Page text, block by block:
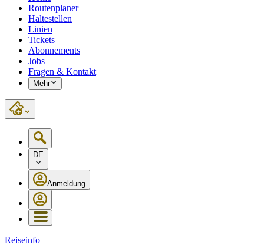
Routenplaner
Haltestellen
Linien
Tickets
Abonnements
Jobs
Fragen & Kontakt
Mehr
DE
Anmeldung
Reiseinfo